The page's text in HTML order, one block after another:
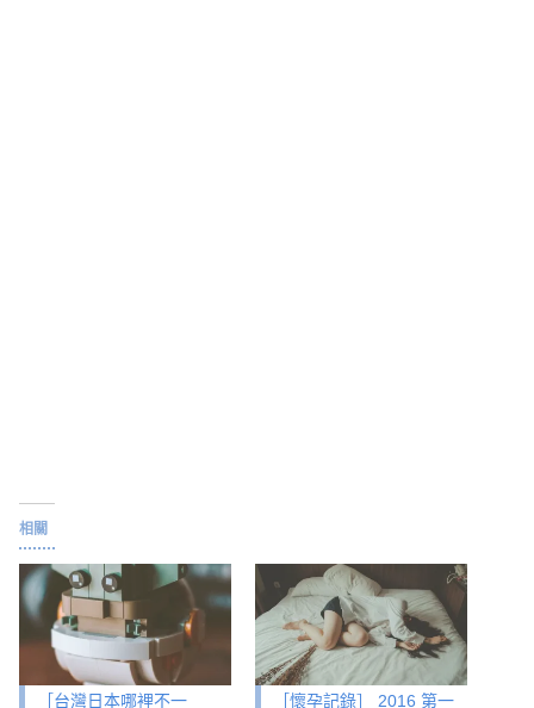
相關
［台灣日本哪裡不一 ［懷孕記錄］ 2016 第一